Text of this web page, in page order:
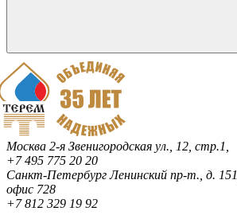
Москва 2-я Звенигородская ул., 12, стр.1,
+7 495 775 20 20
Санкт-ПетербургЛенинский пр-т., д. 151,
офис 728
+7 812 329 19 92